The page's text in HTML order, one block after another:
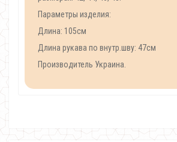
Параметры изделия:
Длина: 105см
Длина рукава по внутр.шву: 47см
Производитель Украина.